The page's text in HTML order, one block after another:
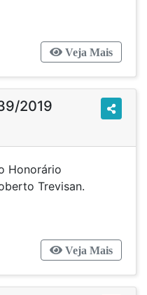
Veja Mais
2019
Honorário
Roberto Trevisan.
Veja Mais